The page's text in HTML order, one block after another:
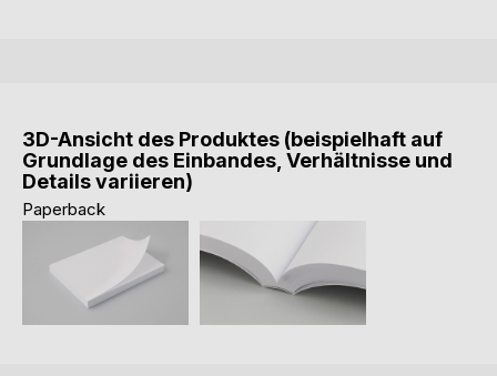
3D-Ansicht des Produktes (beispielhaft auf
Grundlage des Einbandes, Verhältnisse und
Details variieren)
Paperback